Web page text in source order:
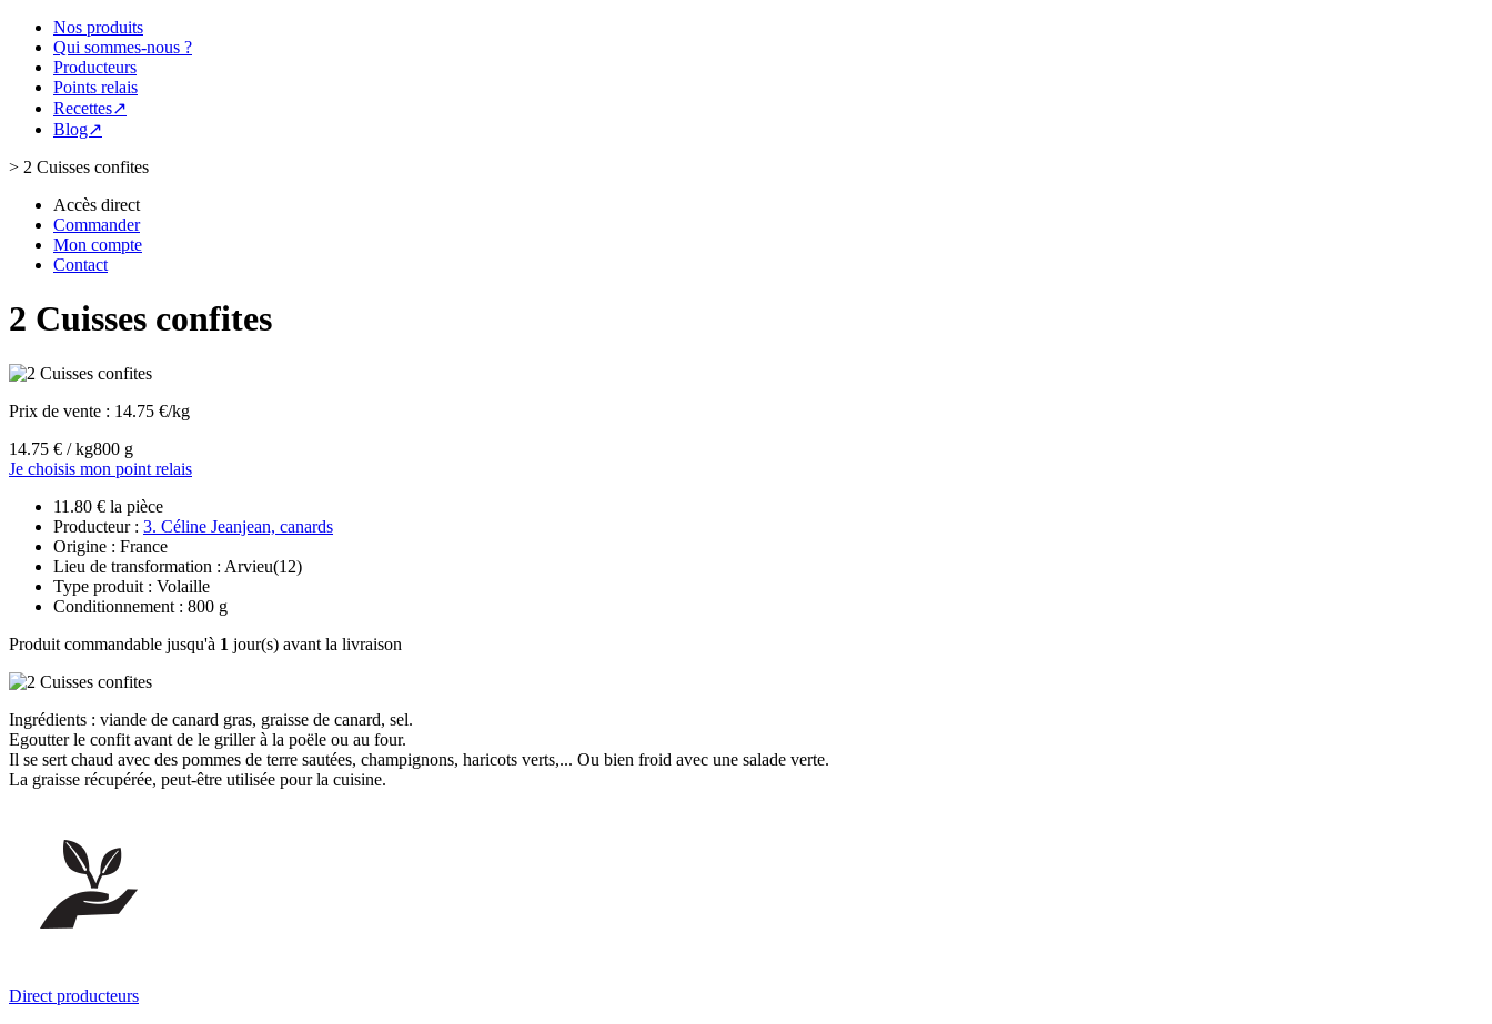
Nos produits
Qui sommes-nous ?
Producteurs
Points relais
Recettes↗
Blog↗
> 2 Cuisses confites
Accès direct
Commander
Mon compte
Contact
2 Cuisses confites
Prix de vente : 14.75 €/kg
14.75 € / kg800 g
Je choisis mon point relais
11.80 € la pièce
Producteur : 3. Céline Jeanjean, canards
Origine : France
Lieu de transformation : Arvieu(12)
Type produit : Volaille
Conditionnement : 800 g
Produit commandable jusqu'à 1 jour(s) avant la livraison
Ingrédients : viande de canard gras, graisse de canard, sel.
Egoutter le confit avant de le griller à la poële ou au four.
Il se sert chaud avec des pommes de terre sautées, champignons, haricots verts,... Ou bien froid avec une salade verte.
La graisse récupérée, peut-être utilisée pour la cuisine.
Direct producteurs